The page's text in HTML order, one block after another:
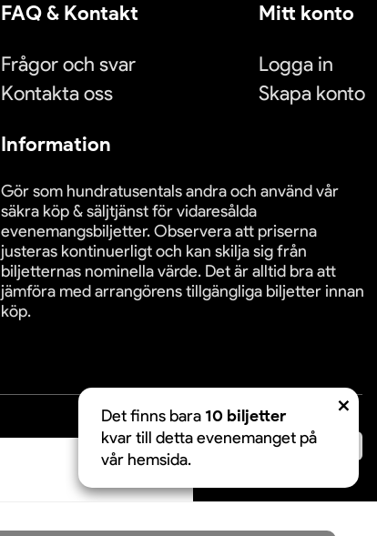
Det finns bara 10 biljetter
kvar till detta evenemanget på
vår hemsida.
FAQ & Kontakt
Frågor och svar
Kontakta oss
Mitt konto
Logga in
Skapa konto
Information
Gör som hundratusentals andra och använd vår
säkra köp & säljtjänst för vidaresålda
evenemangsbiljetter. Observera att priserna
justeras kontinuerligt och kan skilja sig från
biljetternas nominella värde. Det är alltid bra att
jämföra med arrangörens tillgängliga biljetter innan
köp.
Acceptera